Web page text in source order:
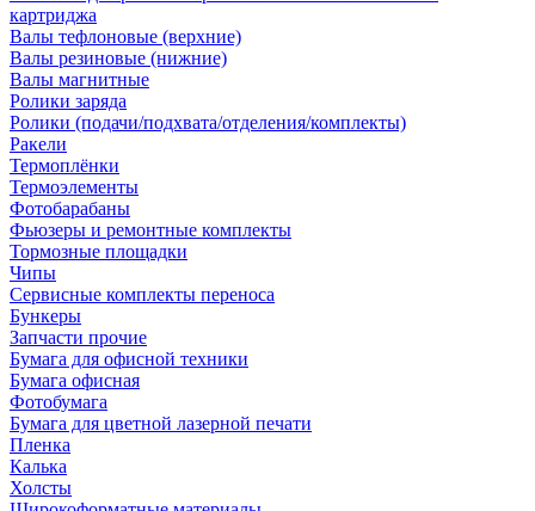
картриджа
Валы тефлоновые (верхние)
Валы резиновые (нижние)
Валы магнитные
Ролики заряда
Ролики (подачи/подхвата/отделения/комплекты)
Ракели
Термоплёнки
Термоэлементы
Фотобарабаны
Фьюзеры и ремонтные комплекты
Тормозные площадки
Чипы
Сервисные комплекты переноса
Бункеры
Запчасти прочие
Бумага для офисной техники
Бумага офисная
Фотобумага
Бумага для цветной лазерной печати
Пленка
Калька
Холсты